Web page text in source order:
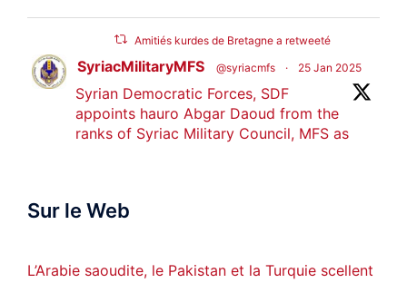
Amitiés kurdes de Bretagne a retweeté
SyriacMilitaryMFS @syriacmfs · 25 Jan 2025
Syrian Democratic Forces, SDF
appoints hauro Abgar Daoud from the
ranks of Syriac Military Council, MFS as
ܟܫܝܪܘܬܐ ܒܘܠܝܬܐ ܚܘܪܐ ܐܒܓܪ
Sur le Web
L’Arabie saoudite, le Pakistan et la Turquie scellent